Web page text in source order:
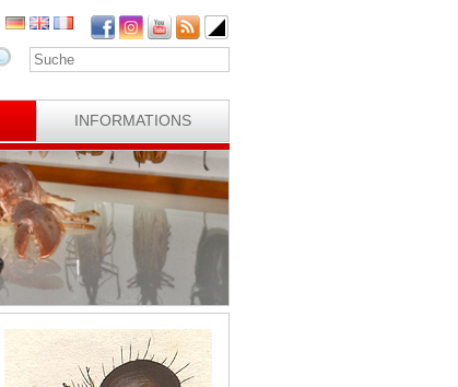
INFORMATIONS